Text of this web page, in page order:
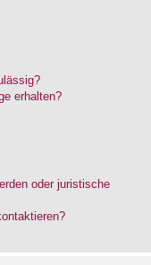
erhalten?
oder juristische